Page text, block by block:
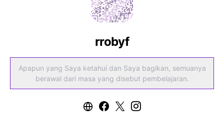
rrobyf
Apapun yang Saya ketahui dan Saya bagikan, semuanya
berawal dari masa yang disebut pembelajaran.